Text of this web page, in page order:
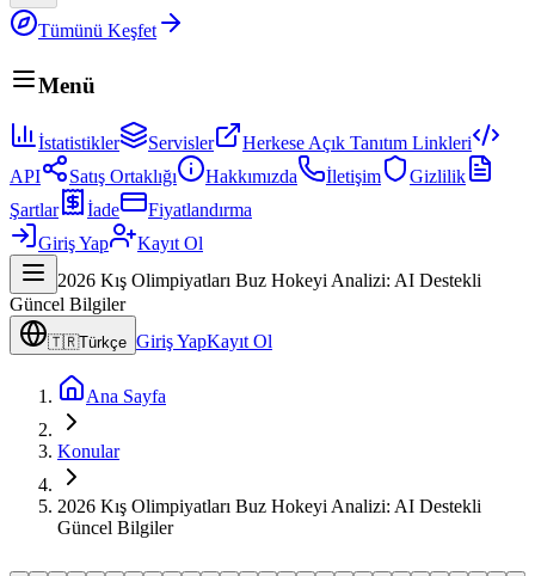
Tümünü Keşfet
Menü
İstatistikler Servisler
Herkese Açık Tanıtım Linkleri
API
Satış Ortaklığı Hakkımızda İletişim
Gizlilik
Şartlar
İade
Fiyatlandırma
Giriş Yap
Kayıt Ol
2026 Kış Olimpiyatları Buz Hokeyi Analizi: AI Destekli
Güncel Bilgiler
🇹🇷Türkçe Giriş YapKayıt Ol
Ana Sayfa
Konular
2026 Kış Olimpiyatları Buz Hokeyi Analizi: AI Destekli
Güncel Bilgiler